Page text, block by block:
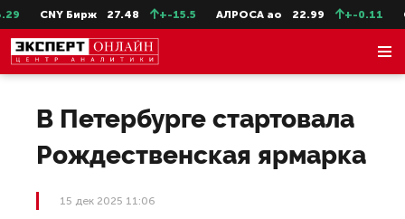
CNY Бирж 27.48 +-15.5 АЛРОСА ао 22.99 +-0.11
В Петербурге стартовала
Рождественская ярмарка
15 дек 2025 11:06